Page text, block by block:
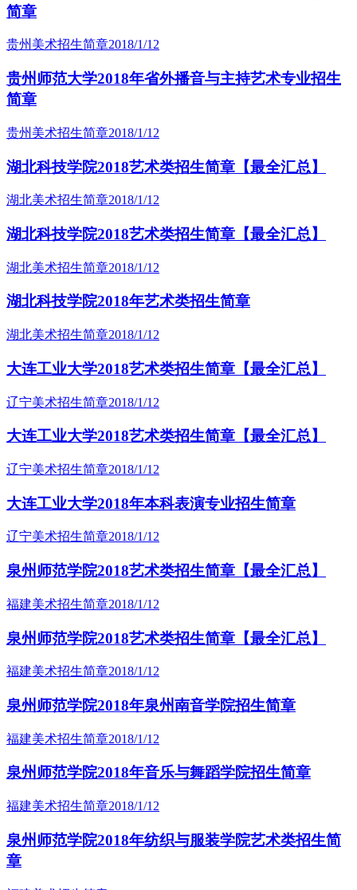
简章
贵州美术招生简章2018/1/12
贵州师范大学2018年省外播音与主持艺术专业招生
简章
贵州美术招生简章2018/1/12
湖北科技学院2018艺术类招生简章【最全汇总】
湖北美术招生简章2018/1/12
湖北科技学院2018艺术类招生简章【最全汇总】
湖北美术招生简章2018/1/12
湖北科技学院2018年艺术类招生简章
湖北美术招生简章2018/1/12
大连工业大学2018艺术类招生简章【最全汇总】
辽宁美术招生简章2018/1/12
大连工业大学2018艺术类招生简章【最全汇总】
辽宁美术招生简章2018/1/12
大连工业大学2018年本科表演专业招生简章
辽宁美术招生简章2018/1/12
泉州师范学院2018艺术类招生简章【最全汇总】
福建美术招生简章2018/1/12
泉州师范学院2018艺术类招生简章【最全汇总】
福建美术招生简章2018/1/12
泉州师范学院2018年泉州南音学院招生简章
福建美术招生简章2018/1/12
泉州师范学院2018年音乐与舞蹈学院招生简章
福建美术招生简章2018/1/12
泉州师范学院2018年纺织与服装学院艺术类招生简
章